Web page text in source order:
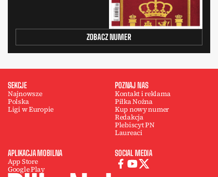
ZOBACZ NUMER
SEKCJE
Najnowsze
Polska
Ligi w Europie
POZNAJ NAS
Kontakt i reklama
Piłka Nożna
Kup nowy numer
Redakcja
Plebiscyt PN
Laureaci
APLIKACJA MOBILNA
App Store
Google Play
SOCIAL MEDIA